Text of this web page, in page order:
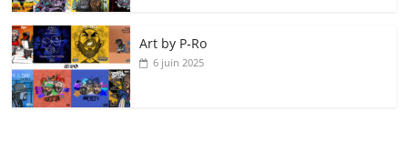
Art by P‑Ro
6 juin 2025